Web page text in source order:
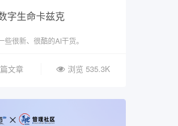
字生命卡兹克
些很新、很酷的AI干货。
文章 浏览 535.3K